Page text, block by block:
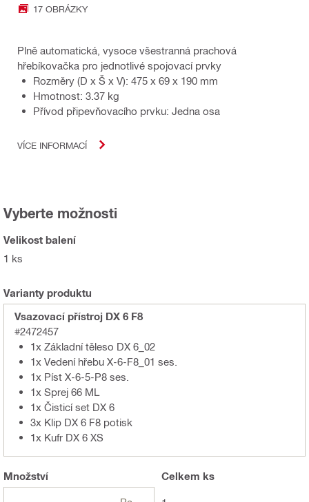
17 OBRÁZKY
Plně automatická, vysoce všestranná prachová
hřebíkovačka pro jednotlivé spojovací prvky
Rozměry (D x Š x V): 475 x 69 x 190 mm
Hmotnost: 3.37 kg
Přívod připevňovacího prvku: Jedna osa
VÍCE INFORMACÍ
Vyberte možnosti
Velikost balení
1 ks
Varianty produktu
Vsazovací přístroj DX 6 F8
#2472457
1x Základní těleso DX 6_02
1x Vedení hřebu X-6-F8_01 ses.
1x Píst X-6-5-P8 ses.
1x Sprej 66 ML
1x Čisticí set DX 6
3x Klip DX 6 F8 potisk
1x Kufr DX 6 XS
Množství Celkem ks